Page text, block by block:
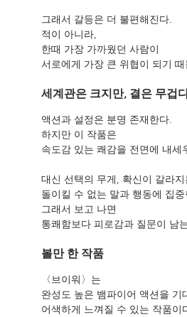
그래서 갈등은 더 불편해진다.
적이 아니라,
한때 가장 가까웠던 사람이
서로에게 가장 큰 위협이 되기 때
세계관은 크지만, 결은 무겁
액션과 설정은 분명 존재한다.
하지만 이 작품은
속도감 있는 쾌감을 전면에 내세
대신 선택의 무게, 확신이 갈라
돌이킬 수 없는 말과 행동에 집중
그래서 보고 나면
통쾌함보다 피로감과 질문이 남
볼만 한 작품
〈브이워〉는
완성도 높은 뱀파이어 액션을 기
어색하게 느껴질 수 있는 작품이